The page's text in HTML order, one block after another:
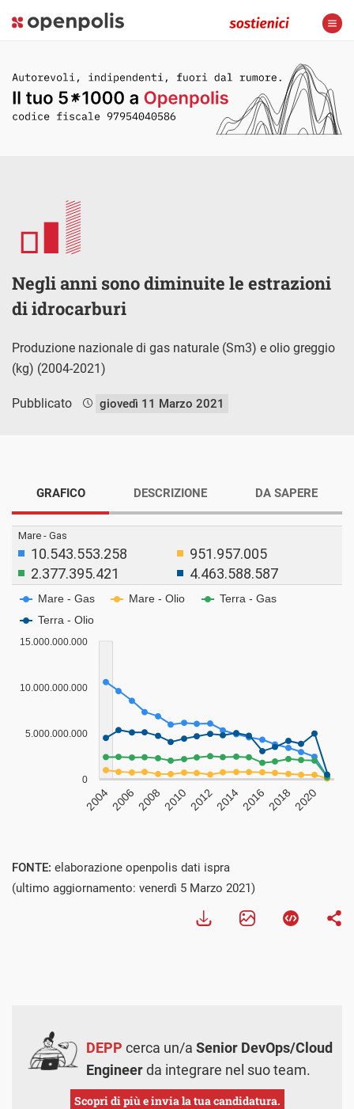
Negli anni sono diminuite le estrazioni
di idrocarburi
Produzione nazionale di gas naturale (Sm3) e olio greggio
(kg) (2004-2021)
Pubblicato giovedì 11 Marzo 2021
GRAFICO DESCRIZIONE DA SAPERE
FONTE: elaborazione openpolis dati ispra
(ultimo aggiornamento: venerdì 5 Marzo 2021)
DEPP cerca un/a Senior DevOps/Cloud
Engineerda integrare nel suo team.
Scopri di più e invia la tua candidatura.